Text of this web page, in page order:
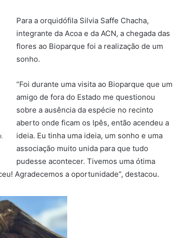
Para a orquidófila Silvia Saffe Chacha,
integrante da Acoa e da ACN, a chegada das
flores ao Bioparque foi a realização de um
sonho.
“Foi durante uma visita ao Bioparque que um
amigo de fora do Estado me questionou
sobre a ausência da espécie no recinto
aberto onde ficam os Ipês, então acendeu a
ideia. Eu tinha uma ideia, um sonho e uma
associação muito unida para que tudo
pudesse acontecer. Tivemos uma ótima
Agradecemos a oportunidade”, destacou.